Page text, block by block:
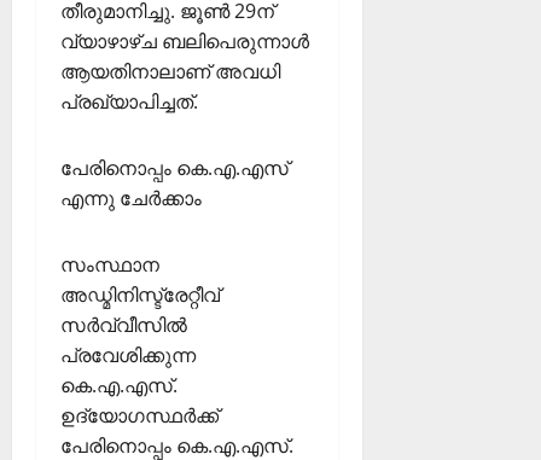
തീരുമാനിച്ചു. ജൂണ്‍ 29ന്
വ്യാഴാഴ്ച ബലിപെരുന്നാള്‍
ആയതിനാലാണ് അവധി
പ്രഖ്യാപിച്ചത്.
പേരിനൊപ്പം കെ.എ.എസ്
എന്നു ചേര്‍ക്കാം
സംസ്ഥാന
അഡ്മിനിസ്ട്രേറ്റീവ്
സര്‍വ്വീസില്‍
പ്രവേശിക്കുന്ന
കെ.എ.എസ്.
ഉദ്യോഗസ്ഥര്‍ക്ക്
പേരിനൊപ്പം കെ.എ.എസ്.